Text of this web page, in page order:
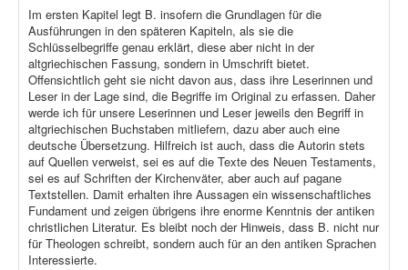
Im ersten Kapitel legt B. insofern die Grundlagen für die
Ausführungen in den späteren Kapiteln, als sie die
Schlüsselbegriffe genau erklärt, diese aber nicht in der
altgriechischen Fassung, sondern in Umschrift bietet.
Offensichtlich geht sie nicht davon aus, dass ihre Leserinnen und
Leser in der Lage sind, die Begriffe im Original zu erfassen. Daher
werde ich für unsere Leserinnen und Leser jeweils den Begriff in
altgriechischen Buchstaben mitliefern, dazu aber auch eine
deutsche Übersetzung. Hilfreich ist auch, dass die Autorin stets
auf Quellen verweist, sei es auf die Texte des Neuen Testaments,
sei es auf Schriften der Kirchenväter, aber auch auf pagane
Textstellen. Damit erhalten ihre Aussagen ein wissenschaftliches
Fundament und zeigen übrigens ihre enorme Kenntnis der antiken
christlichen Literatur. Es bleibt noch der Hinweis, dass B. nicht nur
für Theologen schreibt, sondern auch für an den antiken Sprachen
Interessierte.